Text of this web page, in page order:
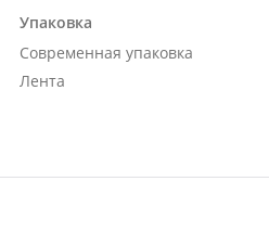
Упаковка
Современная упаковка
Лента